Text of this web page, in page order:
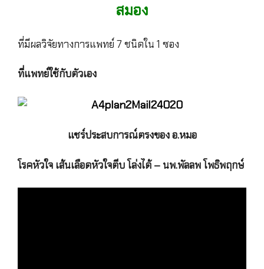
สมอง
ที่มีผลวิจัยทางการแพทย์ 7 ชนิดใน 1 ซอง
ที่แพทย์ใช้กับตัวเอง
แชร์ประสบการณ์ตรงของ อ.หมอ
โรคหัวใจ เส้นเลือดหัวใจตีบ โล่งได้ – นพ.พัลลพ โพธิพฤกษ์